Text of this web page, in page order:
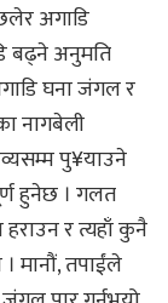
अगाडि
बढ्ने अनुमति
घना जंगल र
नागबेली
पु¥याउने
हुनेछ । गलत
र त्यहाँ कुनै
मानौं, तपाईंले